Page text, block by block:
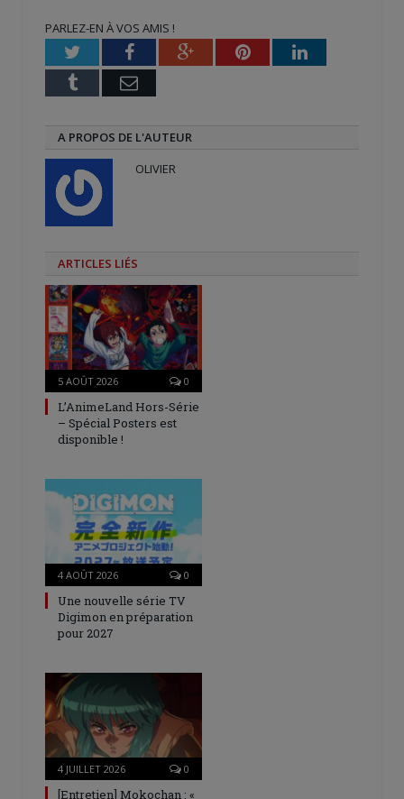
fenêtre) fenêtre) nouvelle
fenêtre)
PARLEZ-EN À VOS AMIS !
TwitterFacebookGoogle+PinterestLinkedIn
Tumblr Email
A PROPOS DE L'AUTEUR
OLIVIER
ARTICLES LIÉS
5 AOÛT 2026 0
L’AnimeLand Hors-Série
– Spécial Posters est
disponible !
4 AOÛT 2026 0
Une nouvelle série TV
Digimon en préparation
pour 2027
4 JUILLET 2026 0
[Entretien] Mokochan : «